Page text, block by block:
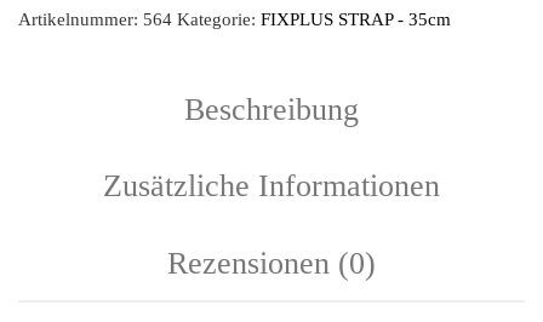
Artikelnummer: 564 Kategorie: FIXPLUS STRAP - 35cm
Beschreibung
Zusätzliche Informationen
Rezensionen (0)